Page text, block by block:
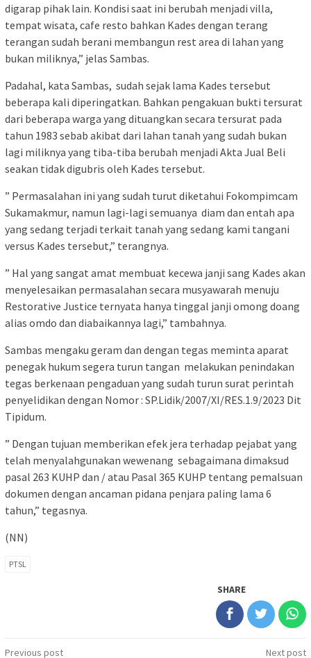
digarap pihak lain. Kondisi saat ini berubah menjadi villa,
tempat wisata, cafe resto bahkan Kades dengan terang
terangan sudah berani membangun rest area di lahan yang
bukan miliknya,” jelas Sambas.
Padahal, kata Sambas, sudah sejak lama Kades tersebut
beberapa kali diperingatkan. Bahkan pengakuan bukti tersurat
dari beberapa warga yang dituangkan secara tersurat pada
tahun 1983 sebab akibat dari lahan tanah yang sudah bukan
lagi miliknya yang tiba-tiba berubah menjadi Akta Jual Beli
seakan tidak digubris oleh Kades tersebut.
” Permasalahan ini yang sudah turut diketahui Fokompimcam
Sukamakmur, namun lagi-lagi semuanya diam dan entah apa
yang sedang terjadi terkait tanah yang sedang kami tangani
versus Kades tersebut,” terangnya.
” Hal yang sangat amat membuat kecewa janji sang Kades akan
menyelesaikan permasalahan secara musyawarah menuju
Restorative Justice ternyata hanya tinggal janji omong doang
alias omdo dan diabaikannya lagi,” tambahnya.
Sambas mengaku geram dan dengan tegas meminta aparat
penegak hukum segera turun tangan melakukan penindakan
tegas berkenaan pengaduan yang sudah turun surat perintah
penyelidikan dengan Nomor : SP.Lidik/2007/XI/RES.1.9/2023 Dit
Tipidum.
” Dengan tujuan memberikan efek jera terhadap pejabat yang
telah menyalahgunakan wewenang sebagaimana dimaksud
pasal 263 KUHP dan / atau Pasal 365 KUHP tentang pemalsuan
dokumen dengan ancaman pidana penjara paling lama 6
tahun,” tegasnya.
(NN)
PTSL
SHARE
Previous post Next post